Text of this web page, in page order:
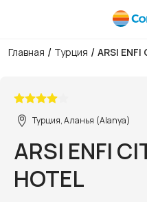
Главная / Турция / ARSI ENFI
Турция, Аланья (Alanya)
ARSI ENFI
HOTEL